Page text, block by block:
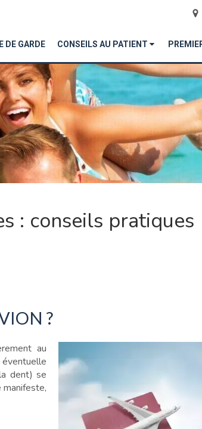
DE GARDE CONSEILS AU PATIENT
: conseils pratiques
?
au
éventuelle
dent) se